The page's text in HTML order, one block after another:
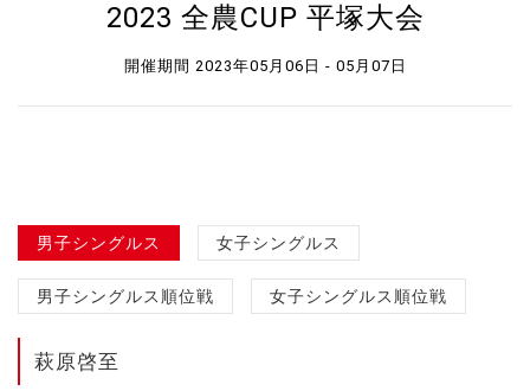
2023 全農CUP 平塚大会
開催期間 2023年05月06日 - 05月07日
男子シングルス 女子シングルス
男子シングルス順位戦 女子シングルス順位戦
萩原啓至